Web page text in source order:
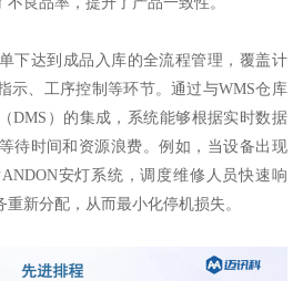
下达到成品入库的全流程管理，覆盖计
示、工序控制等环节。通过与WMS仓库
DMS）的集成，系统能够根据实时数据
待时间和资源浪费。例如，当设备出现
安灯系统，调度维修人员快速响
新分配，从而最小化停机损失。